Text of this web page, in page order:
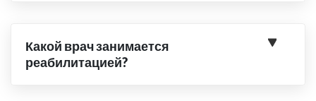
Какой врач занимается
реабилитацией?